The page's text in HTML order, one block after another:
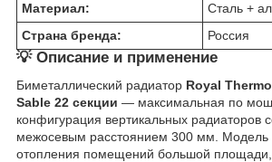
Материал:
Сталь +
Страна бренда:
Россия
💡 Описание и применение
Биметаллический радиатор Royal
Sable 22 секции — максимальная по
конфигурация вертикальных радиаторов
межосевым расстоянием 300 мм. Модель
отопления помещений большой площади,